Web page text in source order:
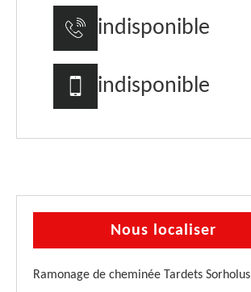
indisponible
indisponible
Nous localiser
Ramonage de cheminée Tardets Sorholus